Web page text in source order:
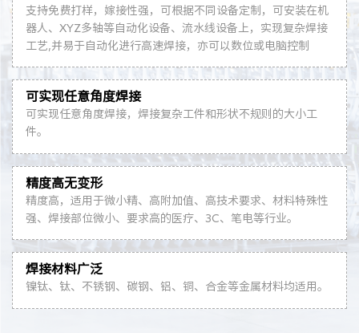
支持免费打样，嫁接性强，可根据不同设备定制，可安装在机
器人、XYZ多轴等自动化设备、流水线设备上，实现复杂焊接
工艺,并易于自动化进行高速焊接，亦可以数位或电脑控制
可实现任意角度焊接
可实现任意角度焊接，焊接复杂工件和形状不规则的大小工
件。
精度高无变形
精度高，适用于微小精、高附加值、高技术要求、材料特殊性
强、焊接部位微小、要求高的医疗、3C、笔电等行业。
焊接材料广泛
镍钛、钛、不锈钢、碳钢、铝、铜、合金等金属材料均适用。